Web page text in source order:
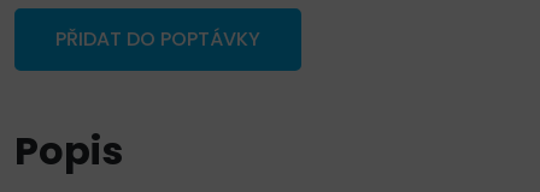
PŘIDAT DO POPTÁVKY
Popis